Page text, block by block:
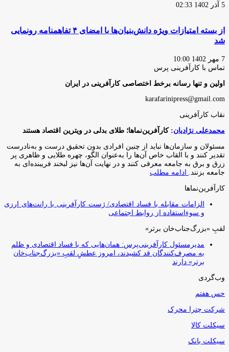
5 آذر 1402 02:33
از بسته امتیازات ویژه دانش‌بنیان‌ها با امضای ۴ تفاهمنامه رونمایی
شد
7 مهر 1402 10:00
تماس با کارآفرینی پرس
اولین و تنها رسانه برخط اختصاصی کارآفرینی در ایران
karafarinipress@gmail.com
نقاب کارآفرینی
محمدعلی نژادیان: کارآفرین‌نماها؛ طلای بدلی در ویترین اقتصاد هستند
مسئولان و سازمان‌ها نباید از چنین افرادی بدون تحقیق درست و به‌نادرست
تقدیر کنند و با القاب خاص آ‌ن‌ها را به‌عنوان الگو، چهره طلایی و ظاهری پر
زرق و برق به جامعه معرفی کنند و در نهایت آن‌ها نیز لبخند فریبنده‌ای به
جامعه بزنند.
ادامه مطلب
کارآفرین‌نماها
الزامات مقابله با فساد اقتصادی/ ژست کارآفرینی با رانت‌های ارزی
و سوءاستفاده از روابط اجتماعی
لقبِ «بزرگ‌جناب‌خان برتر»
مدیرمسئول کارآفرینی‌پرس: همان‌هایی که با فساد اقتصادی و ظلم
به مصرف‌کنندگان قد کشیدند، امروز عطشِ لقبِ «بزرگ‌جناب‌خان
برتر» دارند
وب‌گردی
حس هفتم
شرکت چترا محرک
سیکلت کالا
سیکلت بانک